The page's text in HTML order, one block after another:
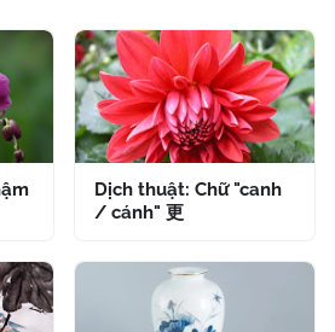
Dịch thuật: Chữ "canh
/ cánh" 更